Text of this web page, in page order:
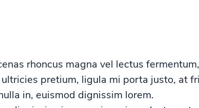
rhoncus magna vel lectus
pretium, ligula mi porta justo, at
in, euismod dignissim lorem.